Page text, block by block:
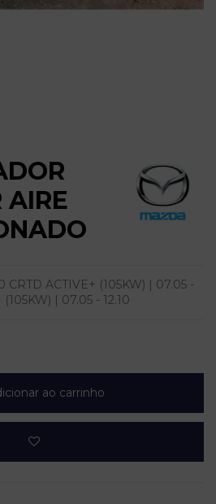
AIRE
CRTD ACTIVE+ (105KW) | 07.05 -
| 07.05 - 12.10
ao carrinho